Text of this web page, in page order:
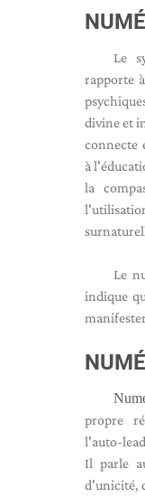
Le
rapporte
divine et
connecte
à
la
Le
indique
propre
l'auto-
Il parle
d'unicité,